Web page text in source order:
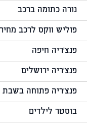
נורה כתומה ברכב
פוליש ווקס לרכב מחיר
פנצ'ריה חיפה
פנצ'ריה ירושלים
פנצ'ריה פתוחה בשבת
בוסטר לילדים